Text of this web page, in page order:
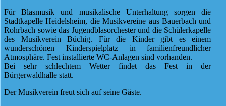
Für Blasmusik und musikalische Unterhaltung sorgen die
Stadtkapelle Heidelsheim, die Musikvereine aus Bauerbach und
Rohrbach sowie das Jugendblasorchester und die Schülerkapelle
des Musikverein Büchig. Für die Kinder gibt es einem
wunderschönen Kinderspielplatz in familienfreundlicher
Atmosphäre. Fest installierte WC-Anlagen sind vorhanden.
Bei sehr schlechtem Wetter findet das Fest in der
Bürgerwaldhalle statt.
Der Musikverein freut sich auf seine Gäste.